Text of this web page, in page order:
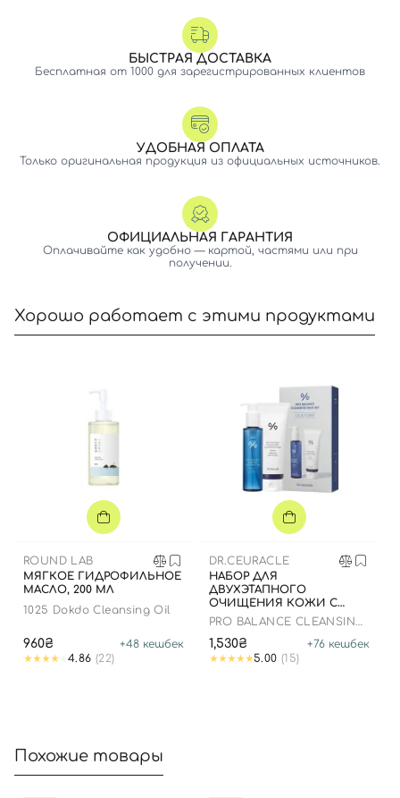
БЫСТРАЯ ДОСТАВКА
Бесплатная от 1000 для зарегистрированных клиентов
УДОБНАЯ ОПЛАТА
Только оригинальная продукция из официальных источников.
ОФИЦИАЛЬНАЯ ГАРАНТИЯ
Оплачивайте как удобно — картой, частями или при
получении.
Хорошо работает с этими продуктами
ROUND LAB
МЯГКОЕ ГИДРОФИЛЬНОЕ
МАСЛО, 200 МЛ
1025 Dokdo Cleansing Oil
960₴ +48 кешбек
4.86 (22)
DR.CEURACLE
НАБОР ДЛЯ
ДВУХЭТАПНОГО
ОЧИЩЕНИЯ КОЖИ С
ПРОБИОТИКАМИ, 2 В 1
PRO BALANCE CLEANSING
1,530₴ +76 кешбек
5.00 (15)
Похожие товары